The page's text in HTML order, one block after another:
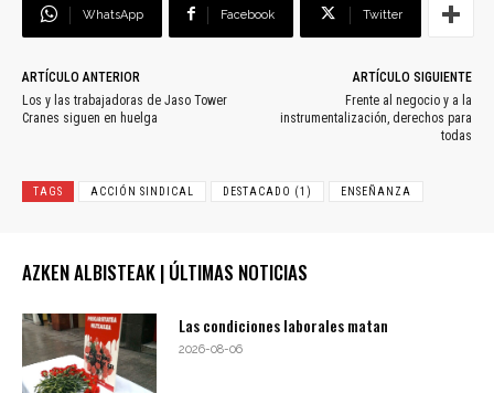
WhatsApp Facebook Twitter
ARTÍCULO ANTERIOR
Los y las trabajadoras de Jaso Tower
Cranes siguen en huelga
ARTÍCULO SIGUIENTE
Frente al negocio y a la
instrumentalización, derechos para
todas
TAGS ACCIÓN SINDICAL DESTACADO (1) ENSEÑANZA
AZKEN ALBISTEAK | ÚLTIMAS NOTICIAS
Las condiciones laborales matan
2026-08-06